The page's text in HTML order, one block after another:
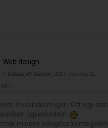
Web design
« Válasz #9 Dátum:
2017. március 11. -
»
én csinálom igen. Ott egy
ügyeskedem.
minden böngészőn